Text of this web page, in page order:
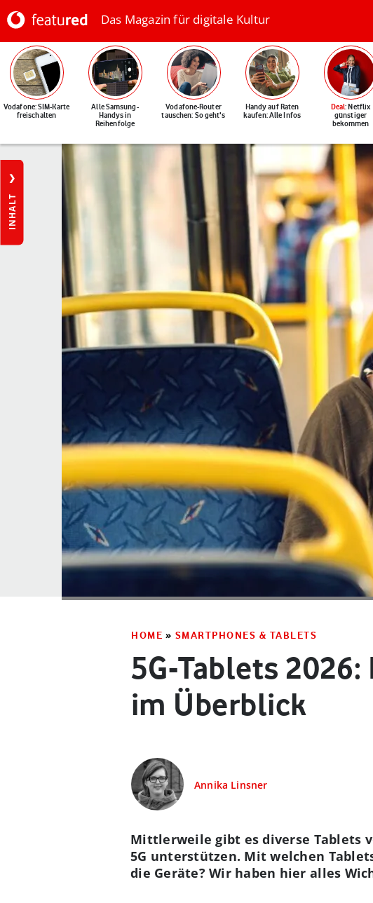
Das Magazin für digitale Kultur
Vodafone: SIM-Karte
freischalten
Alle Samsung-
Handys in
Reihenfolge
Vodafone-Router
tauschen: So geht's
Handy auf Raten
kaufen: Alle Infos
Deal: Netflix
günstiger
bekommen
INHALT
HOME » SMARTPHONES & TABLETS
5G-Tablets
im Überblick
Annika Linsner
Mittlerweile gibt es diverse Tablets
5G unterstützen. Mit welchen
die Geräte? Wir haben hier alles